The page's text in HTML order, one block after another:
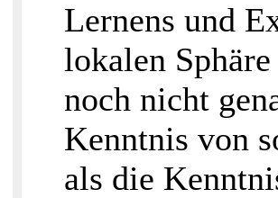
Lernens und
lokalen
noch nicht
Kenntnis von
als die